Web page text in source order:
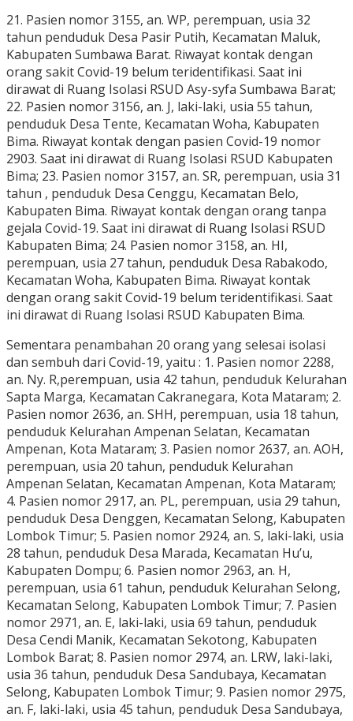
21. Pasien nomor 3155, an. WP, perempuan, usia 32
tahun penduduk Desa Pasir Putih, Kecamatan Maluk,
Kabupaten Sumbawa Barat. Riwayat kontak dengan
orang sakit Covid-19 belum teridentifikasi. Saat ini
dirawat di Ruang Isolasi RSUD Asy-syfa Sumbawa Barat;
22. Pasien nomor 3156, an. J, laki-laki, usia 55 tahun,
penduduk Desa Tente, Kecamatan Woha, Kabupaten
Bima. Riwayat kontak dengan pasien Covid-19 nomor
2903. Saat ini dirawat di Ruang Isolasi RSUD Kabupaten
Bima; 23. Pasien nomor 3157, an. SR, perempuan, usia 31
tahun , penduduk Desa Cenggu, Kecamatan Belo,
Kabupaten Bima. Riwayat kontak dengan orang tanpa
gejala Covid-19. Saat ini dirawat di Ruang Isolasi RSUD
Kabupaten Bima; 24. Pasien nomor 3158, an. HI,
perempuan, usia 27 tahun, penduduk Desa Rabakodo,
Kecamatan Woha, Kabupaten Bima. Riwayat kontak
dengan orang sakit Covid-19 belum teridentifikasi. Saat
ini dirawat di Ruang Isolasi RSUD Kabupaten Bima.
Sementara penambahan 20 orang yang selesai isolasi
dan sembuh dari Covid-19, yaitu : 1. Pasien nomor 2288,
an. Ny. R,perempuan, usia 42 tahun, penduduk Kelurahan
Sapta Marga, Kecamatan Cakranegara, Kota Mataram; 2.
Pasien nomor 2636, an. SHH, perempuan, usia 18 tahun,
penduduk Kelurahan Ampenan Selatan, Kecamatan
Ampenan, Kota Mataram; 3. Pasien nomor 2637, an. AOH,
perempuan, usia 20 tahun, penduduk Kelurahan
Ampenan Selatan, Kecamatan Ampenan, Kota Mataram;
4. Pasien nomor 2917, an. PL, perempuan, usia 29 tahun,
penduduk Desa Denggen, Kecamatan Selong, Kabupaten
Lombok Timur; 5. Pasien nomor 2924, an. S, laki-laki, usia
28 tahun, penduduk Desa Marada, Kecamatan Hu’u,
Kabupaten Dompu; 6. Pasien nomor 2963, an. H,
perempuan, usia 61 tahun, penduduk Kelurahan Selong,
Kecamatan Selong, Kabupaten Lombok Timur; 7. Pasien
nomor 2971, an. E, laki-laki, usia 69 tahun, penduduk
Desa Cendi Manik, Kecamatan Sekotong, Kabupaten
Lombok Barat; 8. Pasien nomor 2974, an. LRW, laki-laki,
usia 36 tahun, penduduk Desa Sandubaya, Kecamatan
Selong, Kabupaten Lombok Timur; 9. Pasien nomor 2975,
an. F, laki-laki, usia 45 tahun, penduduk Desa Sandubaya,